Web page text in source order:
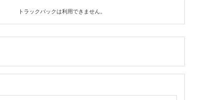
トラックバックは利用できません。